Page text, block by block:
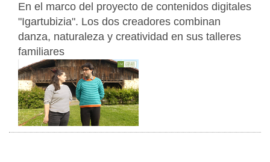
En el marco del proyecto de contenidos digitales
"Igartubizia". Los dos creadores combinan
danza, naturaleza y creatividad en sus talleres
familiares